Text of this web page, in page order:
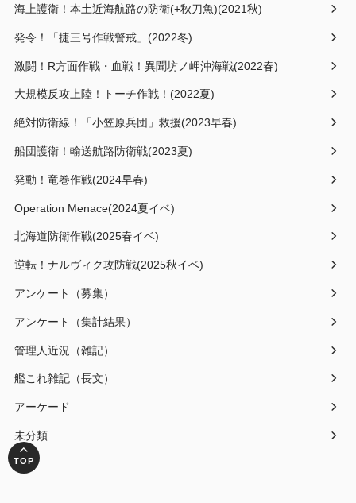
海上護衛！本土近海航路の防衛(+秋刀魚)(2021秋)
発令！「捷三号作戦警戒」(2022冬)
激闘！R方面作戦・血戦！異聞坊ノ岬沖海戦(2022春)
大規模反攻上陸！トーチ作戦！(2022夏)
絶対防衛線！「小笠原兵団」救援(2023早春)
船団護衛！輸送航路防衛戦(2023夏)
発動！竜巻作戦(2024早春)
Operation Menace(2024夏イベ)
北海道防衛作戦(2025春イベ)
逆転！ナルヴィク攻防戦(2025秋イベ)
アンケート（募集）
アンケート（集計結果）
管理人近況（雑記）
艦これ雑記（長文）
アーケード
未分類